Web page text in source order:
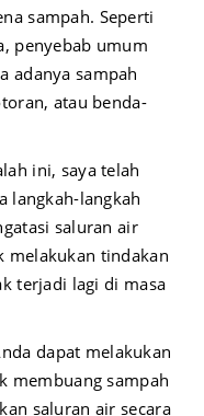
sampah. Seperti
penyebab umum
adanya sampah
atau benda-
ini, saya telah
langkah-langkah
saluran air
melakukan tindakan
terjadi lagi di masa
dapat melakukan
membuang sampah
saluran air secara